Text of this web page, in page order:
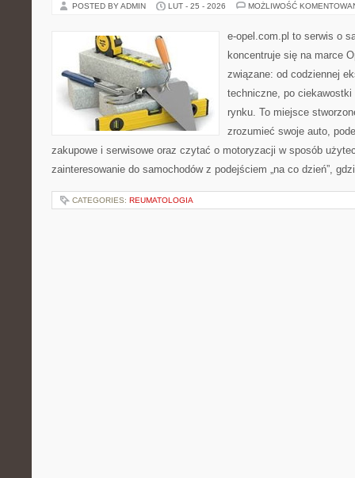
POSTED BY ADMIN LUT - 25 - 2026 MOŻLIWOŚĆ
e-opel.com.pl to serwis o
koncentruje się na marce
związane: od codziennej
techniczne, po
rynku. To miejsce
zrozumieć swoje auto,
zakupowe i serwisowe oraz czytać o motoryzacji w sposób
zainteresowanie do samochodów z podejściem „na co dzień”,
CATEGORIES: REUMATOLOGIA